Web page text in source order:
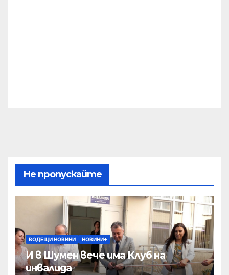
Не пропускайте
ВОДЕЩИ НОВИНИ НОВИНИ+
И в Шумен вече има Клуб на
инвалида